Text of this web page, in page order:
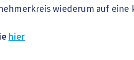
wiederum auf
hier